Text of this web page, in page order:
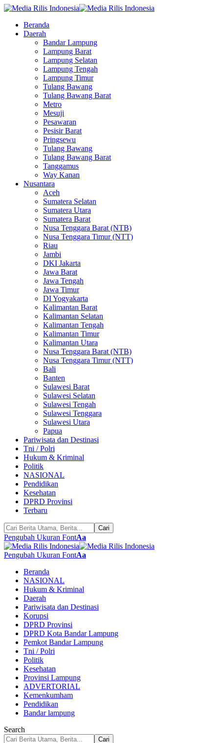
Beranda
Daerah
Bandar Lampung
Lampung Barat
Lampung Selatan
Lampung Tengah
Lampung Timur
Tulang Bawang
Tulang Bawang Barat
Metro
Mesuji
Pesawaran
Pesisir Barat
Pringsewu
Tulang Bawang
Tulang Bawang Barat
Tanggamus
Way Kanan
Nusantara
Aceh
Sumatera Selatan
Sumatera Utara
Sumatera Barat
Nusa Tenggara Barat (NTB)
Nusa Tenggara Timur (NTT)
Riau
Jambi
DKI Jakarta
Jawa Barat
Jawa Tengah
Jawa Timur
DI Yogyakarta
Kalimantan Barat
Kalimantan Selatan
Kalimantan Tengah
Kalimantan Timur
Kalimantan Utara
Nusa Tenggara Barat (NTB)
Nusa Tenggara Timur (NTT)
Bali
Banten
Sulawesi Barat
Sulawesi Selatan
Sulawesi Tengah
Sulawesi Tenggara
Sulawesi Utara
Papua
Pariwisata dan Destinasi
Tni / Polri
Hukum & Kriminal
Politik
NASIONAL
Pendidikan
Kesehatan
DPRD Provinsi
Terbaru
Pengubah Ukuran FontAa
Pengubah Ukuran FontAa
Beranda
NASIONAL
Hukum & Kriminal
Daerah
Pariwisata dan Destinasi
Korupsi
DPRD Provinsi
DPRD Kota Bandar Lampung
Pemkot Bandar Lampung
Tni / Polri
Politik
Kesehatan
Provinsi Lampung
ADVERTORIAL
Kemenkumham
Pendidikan
Bandar lampung
Search